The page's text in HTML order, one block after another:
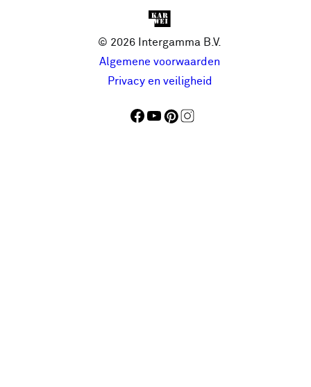
© 2026 Intergamma B.V.
Algemene voorwaarden
Privacy en veiligheid